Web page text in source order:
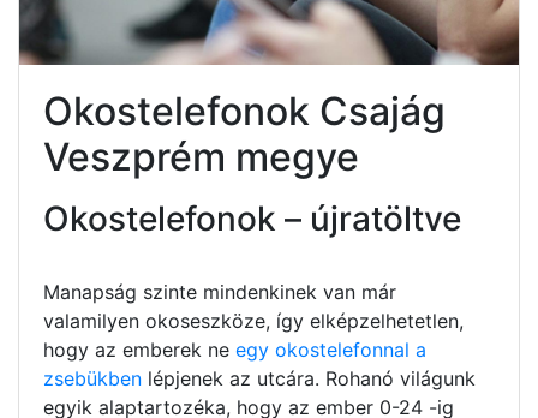
Okostelefonok Csajág
Veszprém megye
Okostelefonok – újratöltve
Manapság szinte mindenkinek van már
valamilyen okoseszköze, így elképzelhetetlen,
hogy az emberek ne egy okostelefonnal a
zsebükben lépjenek az utcára. Rohanó világunk
egyik alaptartozéka, hogy az ember 0-24 -ig